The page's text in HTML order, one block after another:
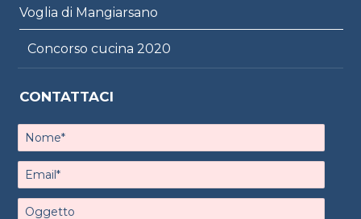
Voglia di Mangiarsano
Concorso cucina 2020
CONTATTACI